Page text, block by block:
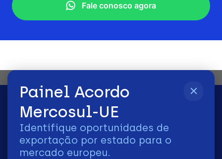
Fale conosco agora
Painel Acordo
Mercosul-UE
Identifique oportunidades de
exportação por estado para o
mercado europeu.
2026 | © Todos os Direitos Reservados - ApexBrasil